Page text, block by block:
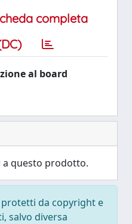
completa
al board
a questo prodotto.
da copyright e
salvo diversa